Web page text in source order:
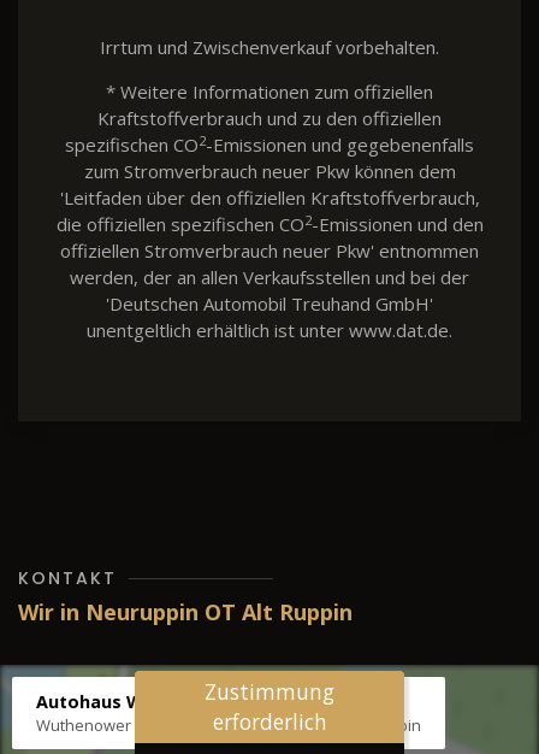
Irrtum und Zwischenverkauf vorbehalten.
* Weitere Informationen zum offiziellen
Kraftstoffverbrauch und zu den offiziellen
spezifischen CO2-Emissionen und gegebenenfalls
zum Stromverbrauch neuer Pkw können dem
'Leitfaden über den offiziellen Kraftstoffverbrauch,
die offiziellen spezifischen CO2-Emissionen und den
offiziellen Stromverbrauch neuer Pkw' entnommen
werden, der an allen Verkaufsstellen und bei der
'Deutschen Automobil Treuhand GmbH'
unentgeltlich erhältlich ist unter www.dat.de.
KONTAKT
Wir in Neuruppin OT Alt Ruppin
Autohaus Wernicke
Wuthenower Str. 12b, 16827 Neuruppin OT Alt Ruppin
Zustimmung
erforderlich